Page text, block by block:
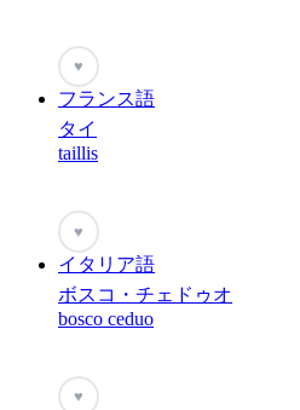
♥
フランス語
タイ
taillis
♥
イタリア語
ボスコ・チェドゥオ
bosco ceduo
♥